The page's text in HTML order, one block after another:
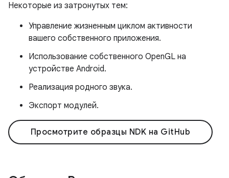
Некоторые из затронутых тем:
Управление жизненным циклом активности
вашего собственного приложения.
Использование собственного OpenGL на
устройстве Android.
Реализация родного звука.
Экспорт модулей.
Просмотрите образцы NDK на GitHub